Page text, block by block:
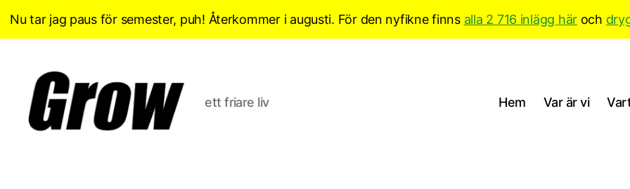
Nu tar jag paus för semester, puh! Återkommer i augusti. För den nyfikne finns alla 2 716 inlägg här och
ett friare liv Hem Var är vi